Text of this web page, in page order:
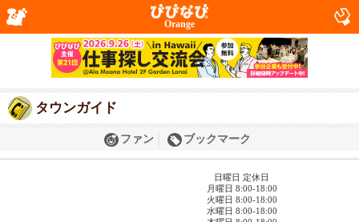
Orange
タウンガイド
ファン ブックマーク
日曜日 定休日
月曜日 8:00-18:00
火曜日 8:00-18:00
水曜日 8:00-18:00